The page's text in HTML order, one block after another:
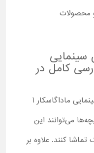
محصولات
سینمایی
فارسی کامل در
در آفرینک امکان تماشا کارتون سینمایی ماداگاسکار 1
می‌توانند این
تماشا کنند. علاوه بر